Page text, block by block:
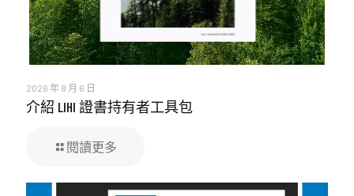
2026 年 8 月 6 日
介紹 LIHI 證書持有者工具包
閱讀更多